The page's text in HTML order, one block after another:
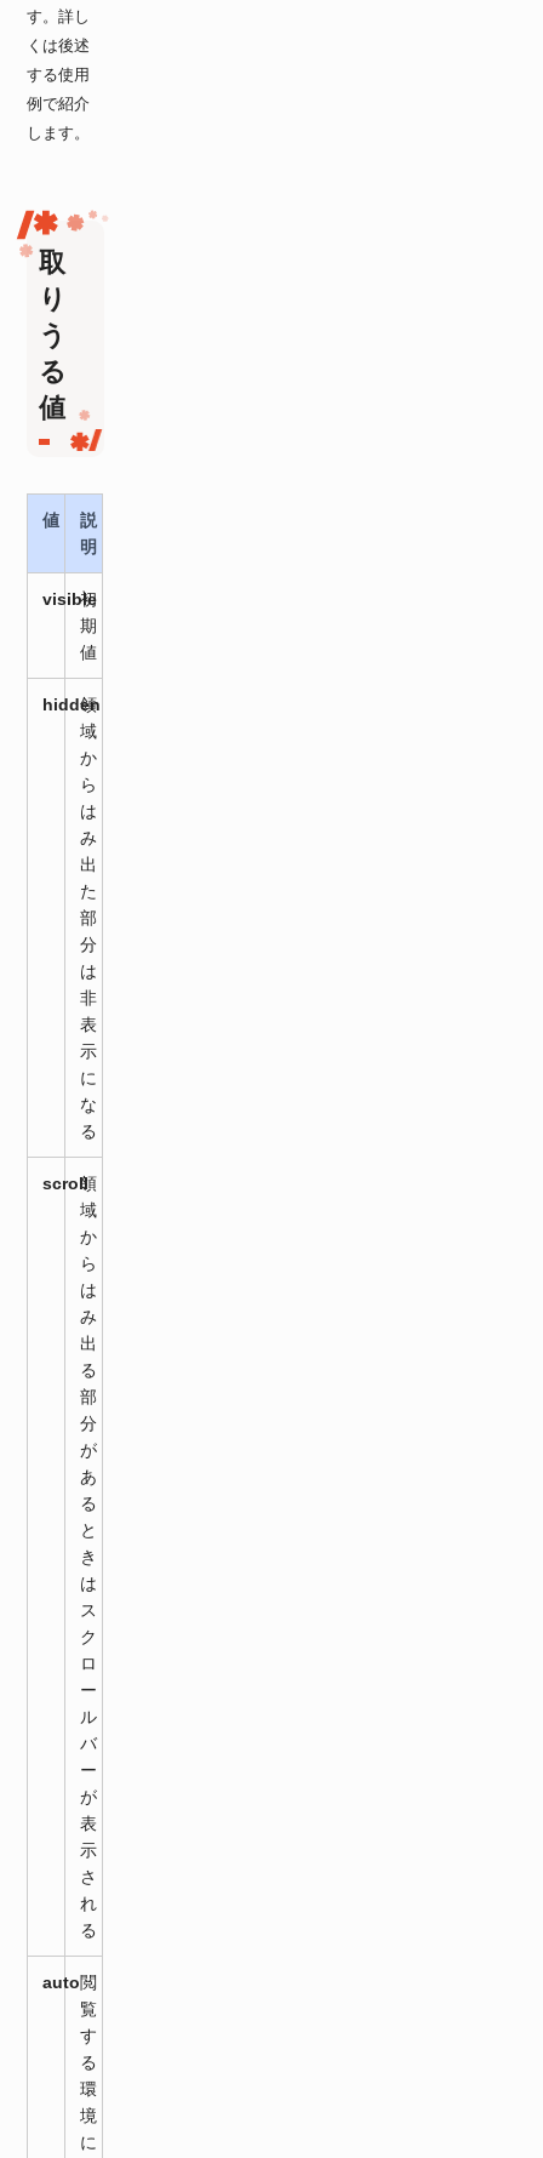
す。詳し
くは後述
する使用
例で紹介
します。
取
り
う
る
値
値
説
明
visible
初
期
値
hidden
領
域
か
ら
は
み
出
た
部
分
は
非
表
示
に
な
る
scroll領
域
か
ら
は
み
出
る
部
分
が
あ
る
と
き
は
ス
ク
ロ
ー
ル
バ
ー
が
表
示
さ
れ
る
auto閲
覧
す
る
環
境
に